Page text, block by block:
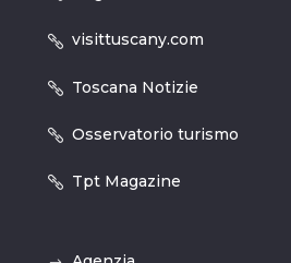
visittuscany.com
Toscana Notizie
Osservatorio turismo
Tpt Magazine